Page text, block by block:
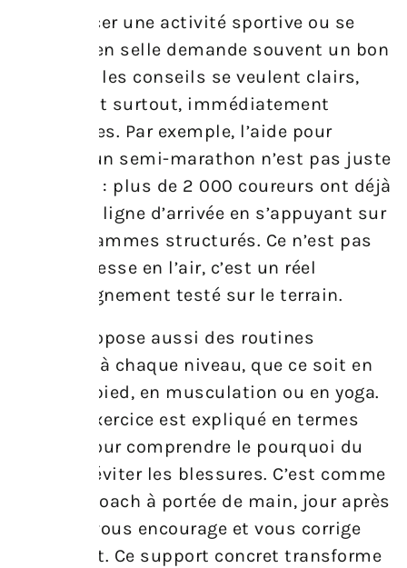
Commencer une activité sportive ou se
remettre en selle demande souvent un bon
guide. Ici, les conseils se veulent clairs,
simples et surtout, immédiatement
applicables. Par exemple, l’aide pour
préparer un semi-marathon n’est pas juste
théorique : plus de 2 000 coureurs ont déjà
franchi la ligne d’arrivée en s’appuyant sur
ces programmes structurés. Ce n’est pas
une promesse en l’air, c’est un réel
accompagnement testé sur le terrain.
Le site propose aussi des routines
adaptées à chaque niveau, que ce soit en
course à pied, en musculation ou en yoga.
Chaque exercice est expliqué en termes
faciles, pour comprendre le pourquoi du
geste, et éviter les blessures. C’est comme
avoir un coach à portée de main, jour après
jour, qui vous encourage et vous corrige
gentiment. Ce support concret transforme